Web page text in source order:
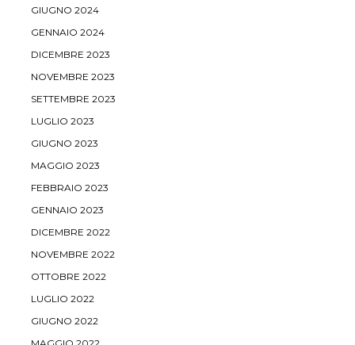
GIUGNO 2024
GENNAIO 2024
DICEMBRE 2023
NOVEMBRE 2023
SETTEMBRE 2023
LUGLIO 2023
GIUGNO 2023
MAGGIO 2023
FEBBRAIO 2023
GENNAIO 2023
DICEMBRE 2022
NOVEMBRE 2022
OTTOBRE 2022
LUGLIO 2022
GIUGNO 2022